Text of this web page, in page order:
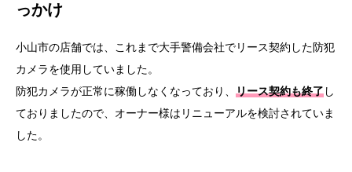
っかけ
小山市の店舗では、これまで大手警備会社でリース契約した防犯
カメラを使用していました。
防犯カメラが正常に稼働しなくなっており、 リース契約も終了し
ておりましたので、オーナー様はリニューアルを検討されていま
した。